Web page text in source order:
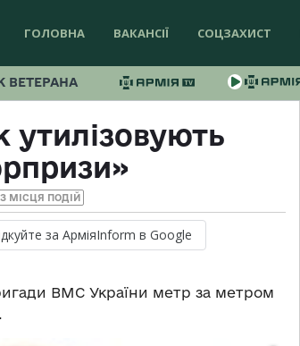
ГОЛОВНА ВАКАНСІЇ СОЦЗАХИСТ
ВЕТЕРАНА
утилізовують
МІСЦЯ ПОДІЙ
за АрміяInform в Google
ВМС України метр за метром